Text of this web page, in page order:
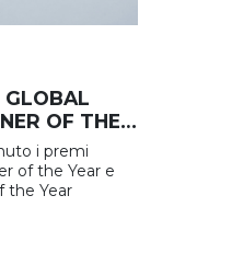
GLOBAL
OF THE
PARTNER
i premi
of the Year e
the Year